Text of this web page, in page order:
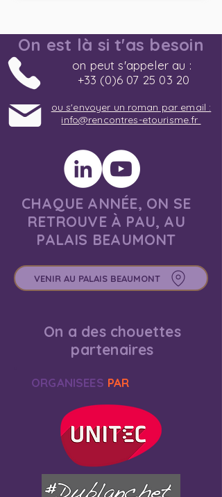
On est là si t'as besoin
on peut s'appeler au :
+33 (0)6 07 25 03 20
ou s'envoyer un roman par email :
info@rencontres-etourisme.fr
CHAQUE ANNÉE, ON SE
RETROUVE À PAU, AU
PALAIS BEAUMONT
VENIR AU PALAIS BEAUMONT
On a des chouettes
partenaires
ORGANISEES PAR